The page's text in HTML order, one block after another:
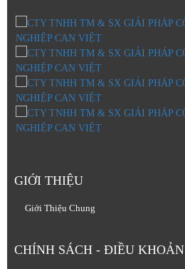
GIỚI THIỆU
Giới Thiệu Chung
CHÍNH SÁCH - ĐIỀU KHOẢN